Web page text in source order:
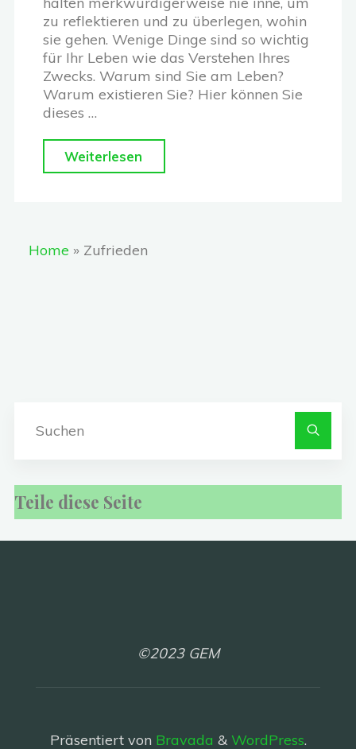
zu reflektieren und zu überlegen, wohin
sie gehen. Wenige Dinge sind so wichtig
für Ihr Leben wie das Verstehen Ihres
Zwecks. Warum sind Sie am Leben?
Warum existieren Sie? Hier können Sie
dieses …
Weiterlesen
Home » Zufrieden
Teile diese Seite
©2023 GEM
Präsentiert vonBravada & WordPress.